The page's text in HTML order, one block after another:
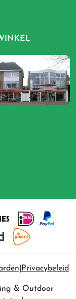
Privacybeleid
& Outdoor